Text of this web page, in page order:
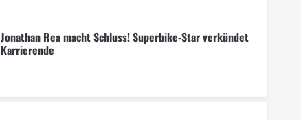
Jonathan Rea macht Schluss! Superbike-Star verkündet
Karrierende